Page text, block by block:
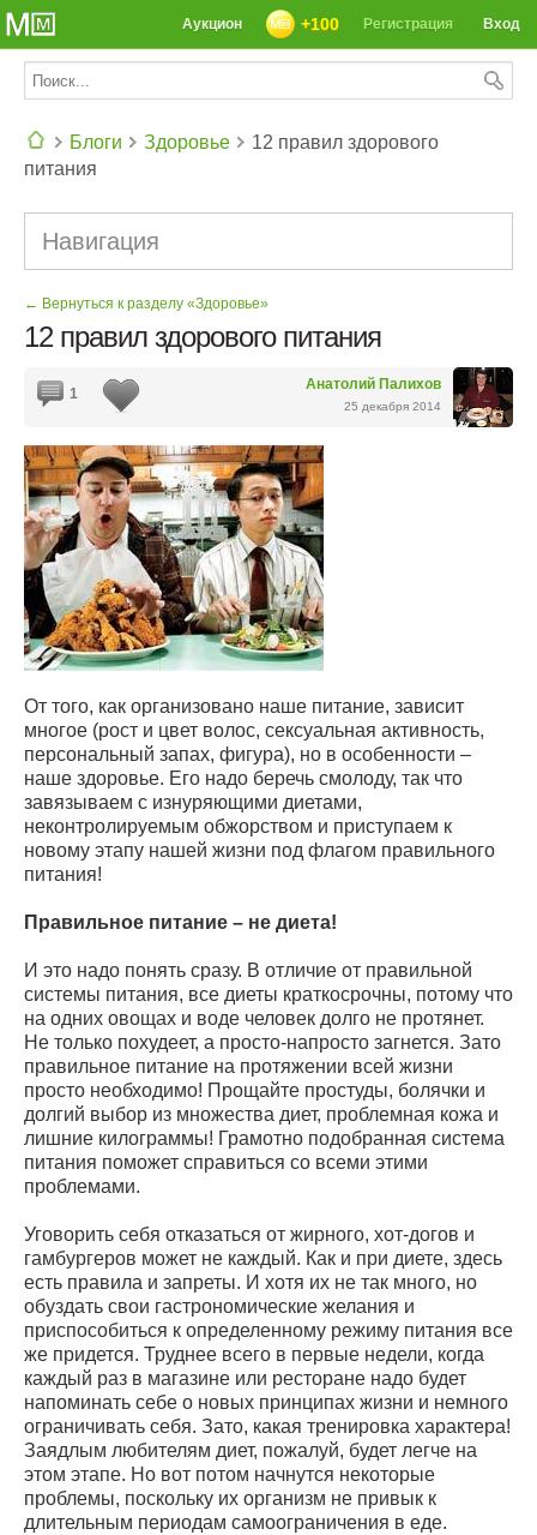
Вход
Регистрация
+100
Аукцион
Блоги Здоровье
12 правил здорового
питания
Навигация
← Вернуться к разделу «Здоровье»
12 правил здорового питания
Анатолий Палихов
25 декабря 2014
1
От того, как организовано наше питание, зависит
многое (рост и цвет волос, сексуальная активность,
персональный запах, фигура), но в особенности –
наше здоровье. Его надо беречь смолоду, так что
завязываем с изнуряющими диетами,
неконтролируемым обжорством и приступаем к
новому этапу нашей жизни под флагом правильного
питания!
Правильное питание – не диета!
И это надо понять сразу. В отличие от правильной
системы питания, все диеты краткосрочны, потому что
на одних овощах и воде человек долго не протянет.
Не только похудеет, а просто-напросто загнется. Зато
правильное питание на протяжении всей жизни
просто необходимо! Прощайте простуды, болячки и
долгий выбор из множества диет, проблемная кожа и
лишние килограммы! Грамотно подобранная система
питания поможет справиться со всеми этими
проблемами.
Уговорить себя отказаться от жирного, хот-догов и
гамбургеров может не каждый. Как и при диете, здесь
есть правила и запреты. И хотя их не так много, но
обуздать свои гастрономические желания и
приспособиться к определенному режиму питания все
же придется. Труднее всего в первые недели, когда
каждый раз в магазине или ресторане надо будет
напоминать себе о новых принципах жизни и немного
ограничивать себя. Зато, какая тренировка характера!
Заядлым любителям диет, пожалуй, будет легче на
этом этапе. Но вот потом начнутся некоторые
проблемы, поскольку их организм не привык к
длительным периодам самоограничения в еде.